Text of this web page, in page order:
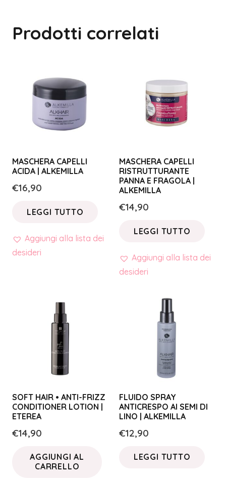
Prodotti correlati
MASCHERA CAPELLI
ACIDA | ALKEMILLA
€16,90
LEGGI TUTTO
Aggiungi alla lista dei
desideri
MASCHERA CAPELLI
RISTRUTTURANTE
PANNA E FRAGOLA |
ALKEMILLA
€14,90
LEGGI TUTTO
Aggiungi alla lista dei
desideri
SOFT HAIR • ANTI-FRIZZ
CONDITIONER LOTION |
ETEREA
€14,90
AGGIUNGI AL
CARRELLO
FLUIDO SPRAY
ANTICRESPO AI SEMI DI
LINO | ALKEMILLA
€12,90
LEGGI TUTTO